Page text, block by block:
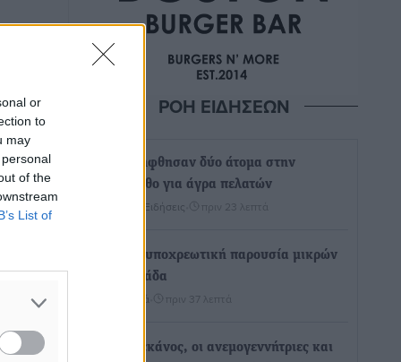
or
to
may
of the
List of
ΡΟΗ ΕΙΔΗΣΕΩΝ
Συνελήφθησαν δύο άτομα στην
Κάρπαθο για άγρα πελατών
Τοπικές Ειδήσεις πριν 23 λεπτά
Χωρίς υποχρεωτική παρουσία μικρών
στη 12άδα
Αθλητικά πριν 37 λεπτά
Ο Πελεκάνος, οι ανεμογεννήτριες και